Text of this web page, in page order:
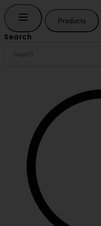
Products
Search